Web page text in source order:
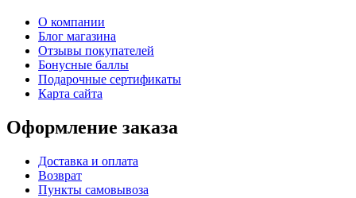
О компании
Блог магазина
Отзывы покупателей
Бонусные баллы
Подарочные сертификаты
Карта сайта
Оформление заказа
Доставка и оплата
Возврат
Пункты самовывоза